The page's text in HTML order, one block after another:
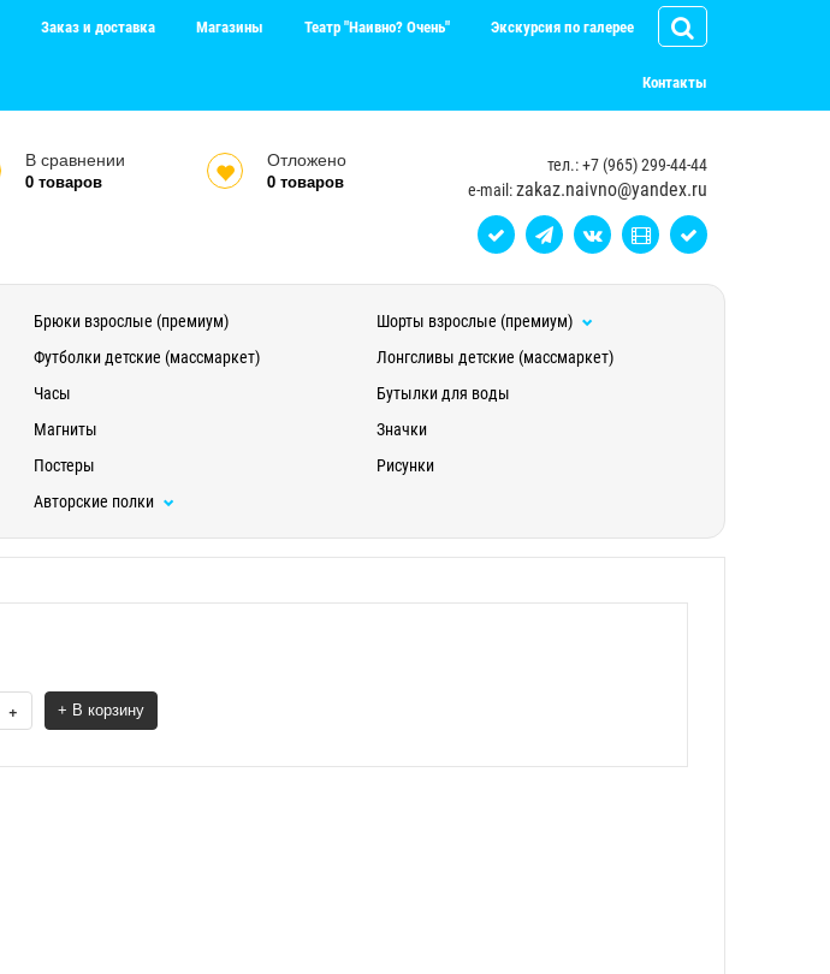
Заказ и доставка Магазины Театр "Наивно? Очень" Экскурсия по галерее
Контакты
В сравнении
0товаров
Отложено
0 товаров
тел.: +7 (965) 299-44-44
e-mail:zakaz.naivno@yandex.ru
Брюки взрослые (премиум)
Шорты взрослые (премиум)
Футболки детские (массмаркет)
Лонгсливы детские (массмаркет)
Часы
Бутылки для воды
Магниты
Значки
Постеры
Рисунки
Авторские полки
+ + В корзину